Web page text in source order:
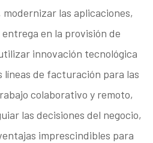
las aplicaciones,
en la provisión de
innovación tecnológica
líneas de facturación para las
colaborativo y remoto,
las decisiones del negocio,
imprescindibles para